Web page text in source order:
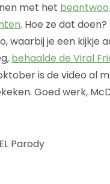
met het
. Hoe ze dat doen?
waarbij je een kijkje
behaalde de Viral
is de video al
Goed werk,
Parody